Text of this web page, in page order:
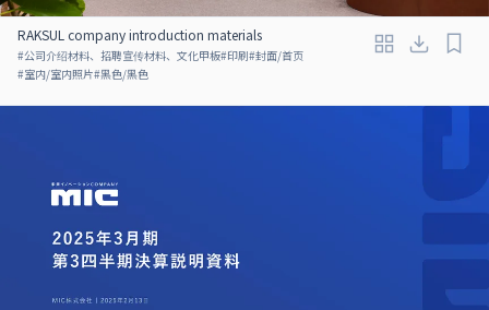
RAKSUL company introduction materials
#公司介绍材料、招聘宣传材料、文化甲板#印刷#封面/首页
#室内/室内照片#黑色/黑色